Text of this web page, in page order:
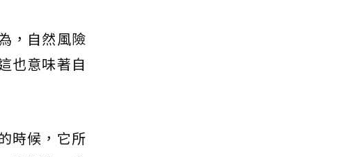
，自然風險
也意味著自
時候，它所